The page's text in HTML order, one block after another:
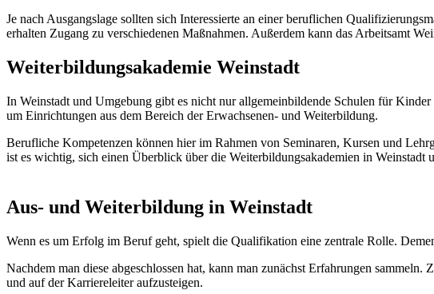
Je nach Ausgangslage sollten sich Interessierte an einer beruflichen
erhalten Zugang zu verschiedenen Maßnahmen. Außerdem kann das Arbeitsamt
Weiterbildungsakademie Weinstadt
In Weinstadt und Umgebung gibt es nicht nur allgemeinbildende Schulen für
um Einrichtungen aus dem Bereich der Erwachsenen- und Weiterbildung.
Berufliche Kompetenzen können hier im Rahmen von Seminaren, Kursen und
ist es wichtig, sich einen Überblick über die Weiterbildungsakademien in Weinstadt
Aus- und Weiterbildung in Weinstadt
Wenn es um Erfolg im Beruf geht, spielt die Qualifikation eine zentrale Rolle.
Nachdem man diese abgeschlossen hat, kann man zunächst Erfahrungen
und auf der Karriereleiter aufzusteigen.